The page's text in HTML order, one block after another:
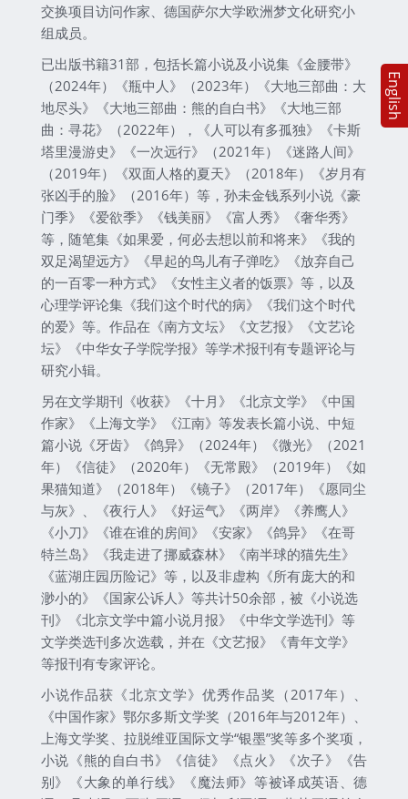
交换项目访问作家、德国萨尔大学欧洲梦文化研究小
组成员。
已出版书籍31部，包括长篇小说及小说集《金腰带》
（2024年）《瓶中人》（2023年）《大地三部曲：大
地尽头》《大地三部曲：熊的自白书》《大地三部
曲：寻花》（2022年），《人可以有多孤独》《卡斯
塔里漫游史》《一次远行》（2021年）《迷路人间》
（2019年）《双面人格的夏天》（2018年）《岁月有
张凶手的脸》（2016年）等，孙未金钱系列小说《豪
门季》《爱欲季》《钱美丽》《富人秀》《奢华秀》
等，随笔集《如果爱，何必去想以前和将来》《我的
双足渴望远方》《早起的鸟儿有子弹吃》《放弃自己
的一百零一种方式》《女性主义者的饭票》等，以及
心理学评论集《我们这个时代的病》《我们这个时代
的爱》等。作品在《南方文坛》《文艺报》《文艺论
坛》《中华女子学院学报》等学术报刊有专题评论与
研究小辑。
另在文学期刊《收获》《十月》《北京文学》《中国
作家》《上海文学》《江南》等发表长篇小说、中短
篇小说《牙齿》《鸽异》（2024年）《微光》（2021
年）《信徒》（2020年）《无常殿》（2019年）《如
果猫知道》（2018年）《镜子》（2017年）《愿同尘
与灰》、《夜行人》《好运气》《两岸》《养鹰人》
《小刀》《谁在谁的房间》《安家》《鸽异》《在哥
特兰岛》《我走进了挪威森林》《南半球的猫先生》
《蓝湖庄园历险记》等，以及非虚构《所有庞大的和
渺小的》《国家公诉人》等共计50余部，被《小说选
刊》《北京文学中篇小说月报》《中华文学选刊》等
文学类选刊多次选载，并在《文艺报》《青年文学》
等报刊有专家评论。
小说作品获《北京文学》优秀作品奖（2017年）、
《中国作家》鄂尔多斯文学奖（2016年与2012年）、
上海文学奖、拉脱维亚国际文学“银墨”奖等多个奖项，
小说《熊的自白书》《信徒》《点火》《次子》《告
别》《大象的单行线》《魔法师》等被译成英语、德
English